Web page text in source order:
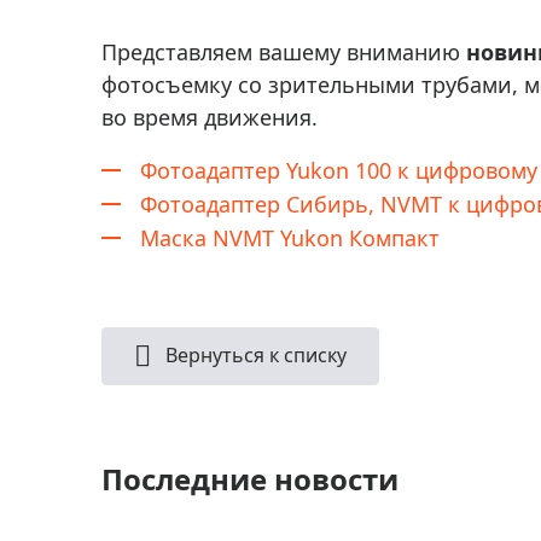
Тепловизоры
Прицелы
Фотогаджеты
Метеостанции, барометры, часы
Астропланетарии
Подарки
Акции
Представляем вашему вниманию
фотосъемку со зрительными трубами,
во время движения.
Фотоадаптер Yukon 100 к
Фотоадаптер Сибирь, NVMT к
Маска NVMT Yukon Компакт
Вернуться к списку
Последние новости